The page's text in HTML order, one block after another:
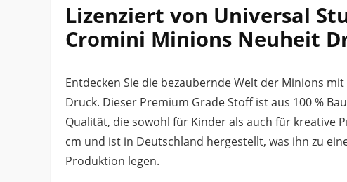
Lizenziert von Universal
Cromini Minions Neuheit
Entdecken Sie die bezaubernde Welt der Minions
Druck. Dieser Premium Grade Stoff ist aus 100 %
Qualität, die sowohl für Kinder als auch für kreative
cm und ist in Deutschland hergestellt, was ihn zu
Produktion legen.